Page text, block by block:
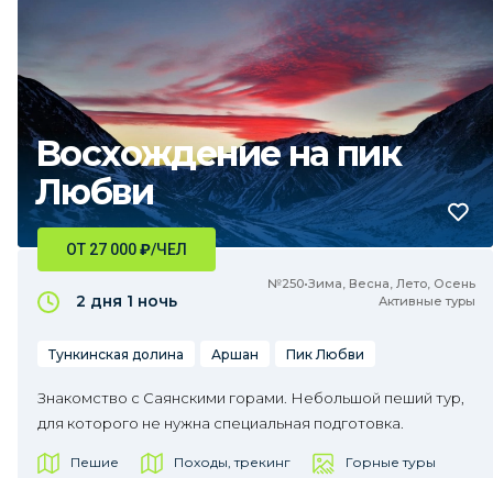
Восхождение на пик
Любви
№250•Зима, Весна, Лето, Осень
Активные туры
ОТ 27 000₽/ЧЕЛ
2 дня 1 ночь
Тункинская долина Аршан Пик Любви
Знакомство с Саянскими горами. Небольшой пеший тур,
для которого не нужна специальная подготовка.
Пешие Походы, трекинг Горные туры